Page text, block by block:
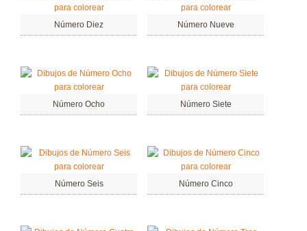
Número Diez Número Nueve
Número Ocho Número Siete
Número Seis Número Cinco